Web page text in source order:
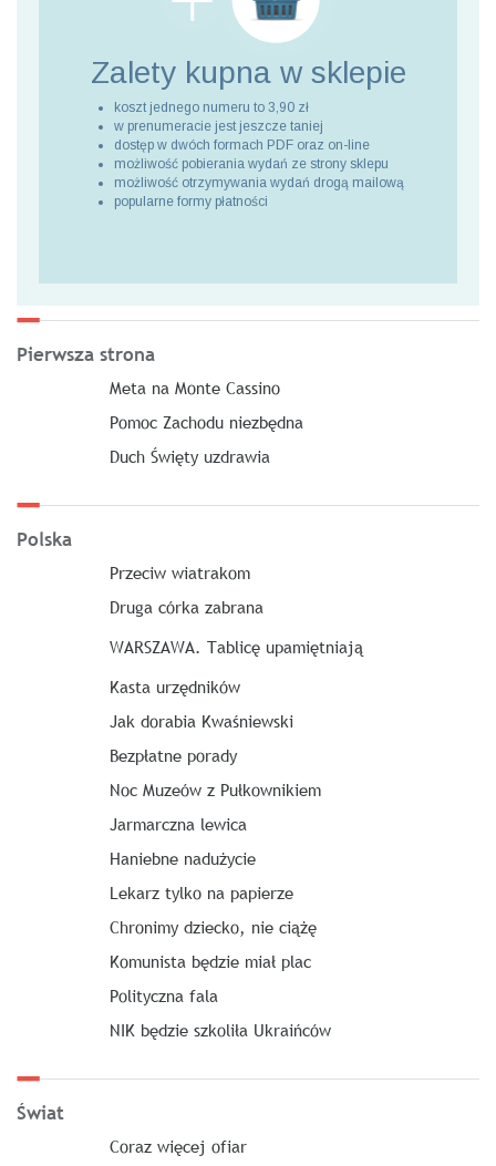
Zalety kupna w sklepie
koszt jednego numeru to 3,90 zł
w prenumeracie jest jeszcze taniej
dostęp w dwóch formach PDF oraz on-line
możliwość pobierania wydań ze strony sklepu
możliwość otrzymywania wydań drogą mailową
popularne formy płatności
Pierwsza strona
Meta na Monte Cassino
Pomoc Zachodu niezbędna
Duch Święty uzdrawia
Polska
Przeciw wiatrakom
Druga córka zabrana
WARSZAWA. Tablicę upamiętniają
Kasta urzędników
Jak dorabia Kwaśniewski
Bezpłatne porady
Noc Muzeów z Pułkownikiem
Jarmarczna lewica
Haniebne nadużycie
Lekarz tylko na papierze
Chronimy dziecko, nie ciążę
Komunista będzie miał plac
Polityczna fala
NIK będzie szkoliła Ukraińców
Świat
Coraz więcej ofiar